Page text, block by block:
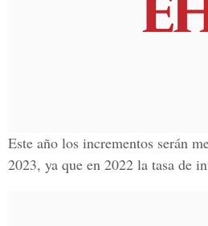
Este año los incrementos serán
2023, ya que en 2022 la tasa de